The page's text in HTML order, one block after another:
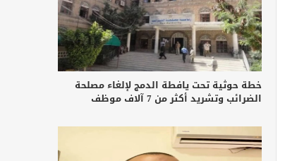
خطة حوثية تحت يافطة الدمج لإلغاء مصلحة
الضرائب وتشريد أكثر من 7 آلاف موظف